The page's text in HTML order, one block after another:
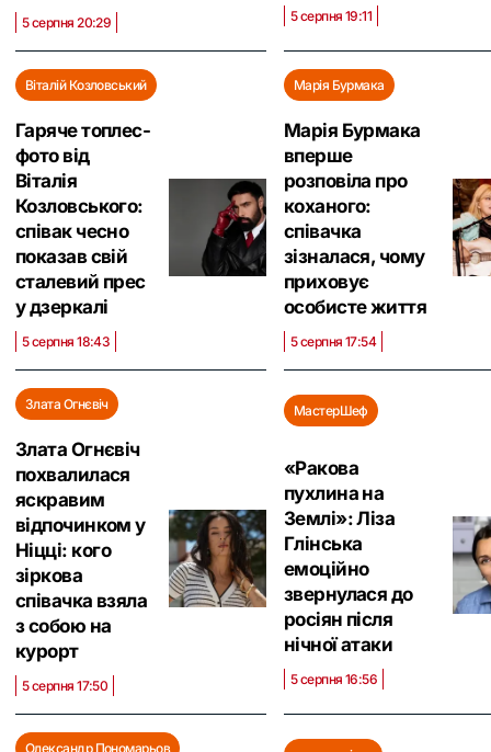
5 серпня 20:29 5 серпня 19:11
Віталій Козловський
Гаряче топлес-
фото від
Віталія
Козловського:
співак чесно
показав свій
сталевий прес
у дзеркалі
5 серпня 18:43
Марія Бурмака
Марія Бурмака
вперше
розповіла про
коханого:
співачка
зізналася, чому
приховує
особисте життя
5 серпня 17:54
Злата Огнєвіч
Злата Огнєвіч
похвалилася
яскравим
відпочинком у
Ніцці: кого
зіркова
співачка взяла
з собою на
курорт
5 серпня 17:50
МастерШеф
«Ракова
пухлина на
Землі»: Ліза
Глінська
емоційно
звернулася до
росіян після
нічної атаки
5 серпня 16:56
Олександр Пономарьов